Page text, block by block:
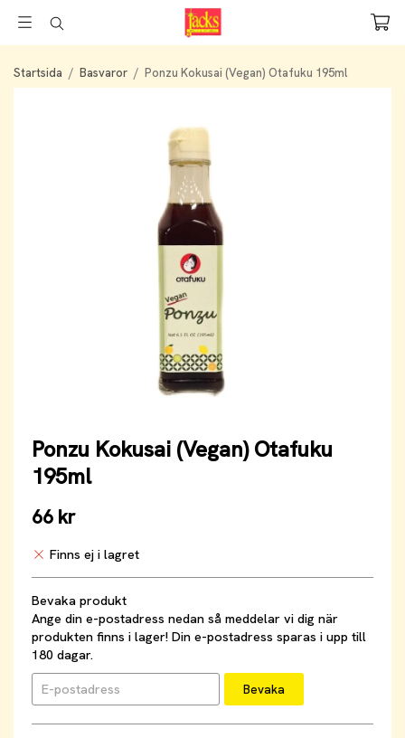
Startsida / Basvaror / Ponzu Kokusai (Vegan) Otafuku 195ml
Ponzu Kokusai (Vegan) Otafuku
195ml
66 kr
Finns ej i lagret
Bevaka produkt
Ange din e-postadress nedan så meddelar vi dig när
produkten finns i lager! Din e-postadress sparas i upp till
180 dagar.
Bevaka